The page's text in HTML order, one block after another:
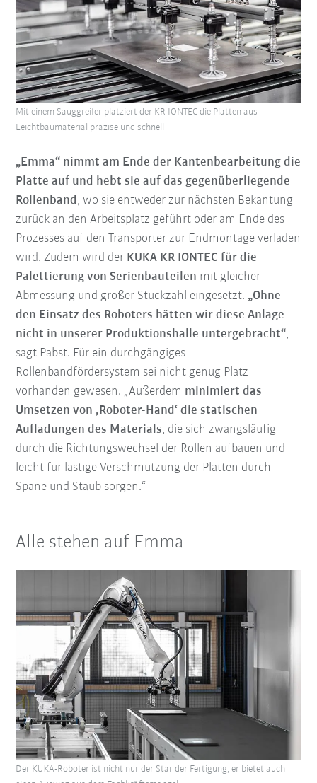
„Emma“ nimmt am Ende der Kantenbearbeitung die
Platte auf und hebt sie auf das gegenüberliegende
Rollenband, wo sie entweder zur nächsten Bekantung
zurück an den Arbeitsplatz geführt oder am Ende des
Prozesses auf den Transporter zur Endmontage verladen
wird. Zudem wird der KUKA KR IONTEC für die
Palettierung von Serienbauteilen mit gleicher
Abmessung und großer Stückzahl eingesetzt. „Ohne
den Einsatz des Roboters hätten wir diese Anlage
nicht in unserer Produktionshalle untergebracht“,
sagt Pabst. Für ein durchgängiges
Rollenbandfördersystem sei nicht genug Platz
vorhanden gewesen. „Außerdem minimiert das
Umsetzen von ‚Roboter-Hand‘ die statischen
Aufladungen des Materials, die sich zwangsläufig
durch die Richtungswechsel der Rollen aufbauen und
leicht für lästige Verschmutzung der Platten durch
Späne und Staub sorgen.“
Mit einem Sauggreifer platziert der KR IONTEC die Platten aus
Leichtbaumaterial präzise und schnell
Alle stehen auf Emma
Der KUKA-Roboter ist nicht nur der Star der Fertigung, er bietet auch